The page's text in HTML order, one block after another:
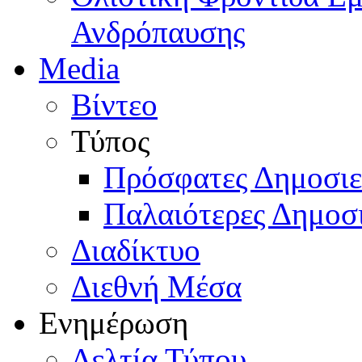
Ανδρόπαυσης
Media
Βίντεο
Τύπος
Πρόσφατες
Παλαιότερες
Διαδίκτυο
Διεθνή Μέσα
Ενημέρωση